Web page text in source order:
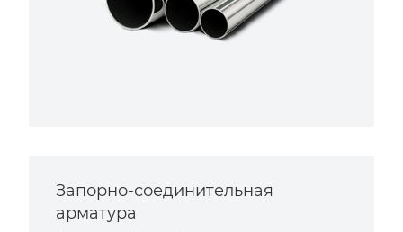
Запорно-соединительная
арматура